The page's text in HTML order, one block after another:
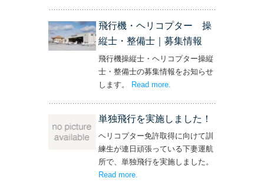
飛行機・ヘリコプター 操
縦士・整備士｜募集情報
飛行機操縦士・ヘリコプター操縦
士・整備士の募集情報をお知らせ
します。
Read more– ‘飛行機・ヘリコプター
.
単独飛行を実施しました！
ヘリコプター免許取得に向けて訓
練生が連日頑張っている下妻運航
所で、単独飛行を実施しました。
Read more– ‘単独飛行を実施しました！’
.